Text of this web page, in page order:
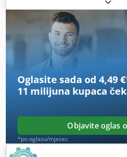
reznom jedinicom s rasponom
nagiba 0–90°. Uključuje
na glavnom vretenu, što povećava
Podržava profile od 20 x 50 mm do
drva do 13.300 mm. Dcjdexalnwepfx
Oglasite sada od 4,49 €
11 milijuna kupaca
Objavite oglas
*po oglasu/mjesec